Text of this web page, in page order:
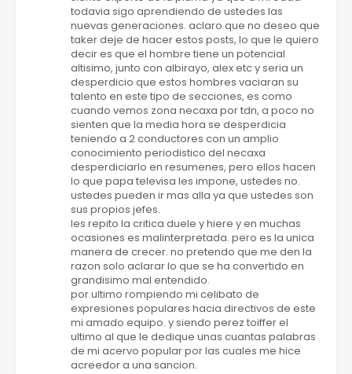
todavia sigo aprendiendo de ustedes las
nuevas generaciones. aclaro que no deseo que
taker deje de hacer estos posts, lo que le quiero
decir es que el hombre tiene un potencial
altisimo, junto con albirayo, alex etc y seria un
desperdicio que estos hombres vaciaran su
talento en este tipo de secciones, es como
cuando vemos zona necaxa por tdn, a poco no
sienten que la media hora se desperdicia
teniendo a 2 conductores con un amplio
conocimiento periodistico del necaxa
desperdiciarlo en resumenes, pero ellos hacen
lo que papa televisa les impone, ustedes no.
ustedes pueden ir mas alla ya que ustedes son
sus propios jefes.
les repito la critica duele y hiere y en muchas
ocasiones es malinterpretada. pero es la unica
manera de crecer. no pretendo que me den la
razon solo aclarar lo que se ha convertido en
grandisimo mal entendido.
por ultimo rompiendo mi celibato de
expresiones populares hacia directivos de este
mi amado equipo. y siendo perez toiffer el
ultimo al que le dedique unas cuantas palabras
de mi acervo popular por las cuales me hice
acreedor a una sancion.